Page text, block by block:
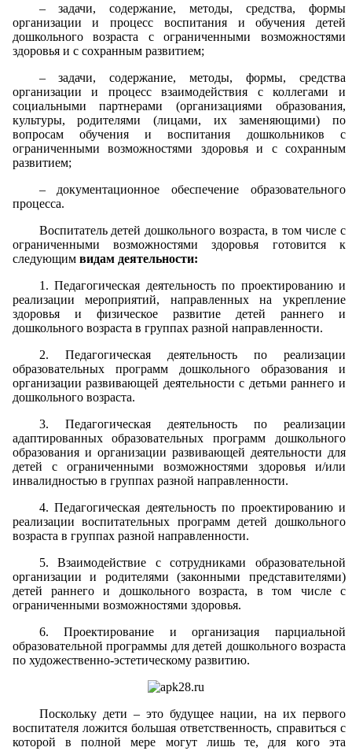
– задачи, содержание, методы, средства, формы
организации и процесс воспитания и обучения детей
дошкольного возраста с ограниченными возможностями
здоровья и с сохранным развитием;
– задачи, содержание, методы, формы, средства
организации и процесс взаимодействия с коллегами и
социальными партнерами (организациями образования,
культуры, родителями (лицами, их заменяющими) по
вопросам обучения и воспитания дошкольников с
ограниченными возможностями здоровья и с сохранным
развитием;
– документационное обеспечение образовательного
процесса.
Воспитатель детей дошкольного возраста, в том числе с
ограниченными возможностями здоровья готовится к
следующим видам деятельности:
1. Педагогическая деятельность по проектированию и
реализации мероприятий, направленных на укрепление
здоровья и физическое развитие детей раннего и
дошкольного возраста в группах разной направленности.
2. Педагогическая деятельность по реализации
образовательных программ дошкольного образования и
организации развивающей деятельности с детьми раннего и
дошкольного возраста.
3. Педагогическая деятельность по реализации
адаптированных образовательных программ дошкольного
образования и организации развивающей деятельности для
детей с ограниченными возможностями здоровья и/или
инвалидностью в группах разной направленности.
4. Педагогическая деятельность по проектированию и
реализации воспитательных программ детей дошкольного
возраста в группах разной направленности.
5. Взаимодействие с сотрудниками образовательной
организации и родителями (законными представителями)
детей раннего и дошкольного возраста, в том числе с
ограниченными возможностями здоровья.
6. Проектирование и организация парциальной
образовательной программы для детей дошкольного возраста
по художественно-эстетическому развитию.
Поскольку дети – это будущее нации, на их первого
воспитателя ложится большая ответственность, справиться с
которой в полной мере могут лишь те, для кого эта